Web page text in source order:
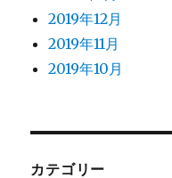
2019年12月
2019年11月
2019年10月
カテゴリー